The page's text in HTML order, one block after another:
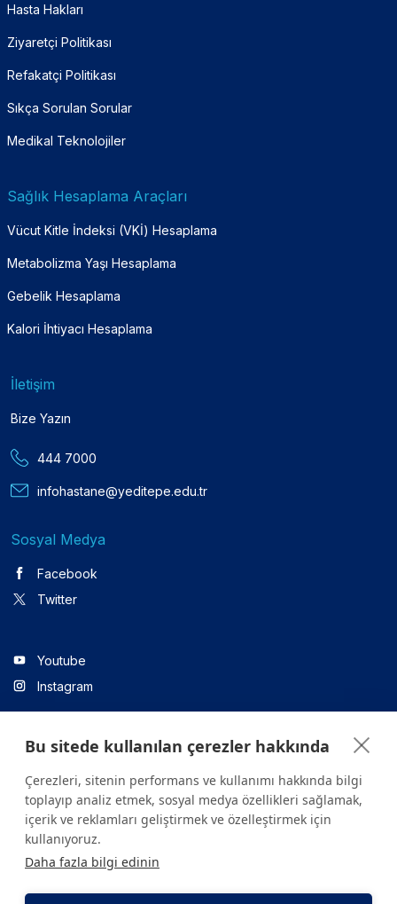
Hasta Hakları
Ziyaretçi Politikası
Refakatçi Politikası
Sıkça Sorulan Sorular
Medikal Teknolojiler
Sağlık Hesaplama Araçları
Vücut Kitle İndeksi (VKİ) Hesaplama
Metabolizma Yaşı Hesaplama
Gebelik Hesaplama
Kalori İhtiyacı Hesaplama
İletişim
Bize Yazın
444 7000
infohastane@yeditepe.edu.tr
Sosyal Medya
Facebook
Twitter
Youtube
Instagram
Linkedin
Sitede yer alan tüm içerikler yalnızca bilgilendirme amaçlıdır.
Sağlığınızla ilgili sorularınız için mutlaka doktoruza ya da bir sağlık
kuruluşuna başvurunuz.
Bu sitede kullanılan çerezler hakkında
Çerezleri, sitenin performans ve kullanımı hakkında bilgi
toplayıp analiz etmek, sosyal medya özellikleri sağlamak,
içerik ve reklamları geliştirmek ve özelleştirmek için
kullanıyoruz.
Daha fazla bilgi edinin